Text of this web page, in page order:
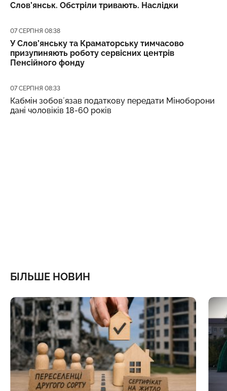
Слов’янськ. Обстріли тривають. Наслідки
Дата публікації
07 СЕРПНЯ 08:38
У Слов’янську та Краматорську тимчасово
призупиняють роботу сервісних центрів
Пенсійного фонду
Дата публікації
07 СЕРПНЯ 08:33
Кабмін зобовʼязав податкову передати Міноборони
дані чоловіків 18-60 років
БІЛЬШЕ НОВИН